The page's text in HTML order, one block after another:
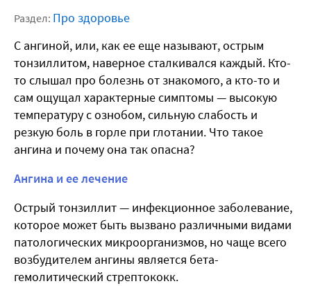
Раздел: Про здоровье
С ангиной, или, как ее еще называют, острым
тонзиллитом, наверное сталкивался каждый. Кто-
то слышал про болезнь от знакомого, а кто-то и
сам ощущал характерные симптомы — высокую
температуру с ознобом, сильную слабость и
резкую боль в горле при глотании. Что такое
ангина и почему она так опасна?
Ангина и ее лечение
Острый тонзиллит — инфекционное заболевание,
которое может быть вызвано различными видами
патологических микроорганизмов, но чаще всего
возбудителем ангины является бета-
гемолитический стрептококк.